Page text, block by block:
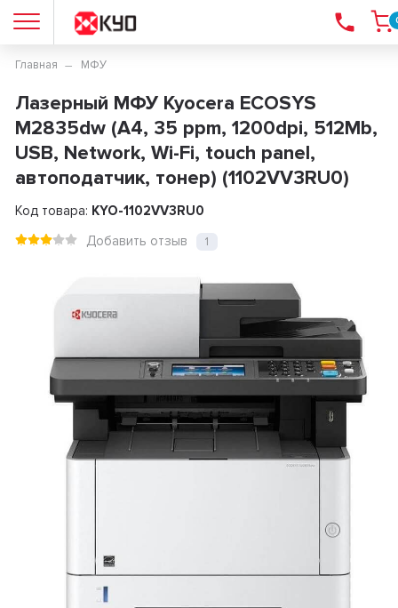
Главная МФУ
Лазерный МФУ Kyocera ECOSYS
M2835dw (А4, 35 ppm, 1200dpi, 512Mb,
USB, Network, Wi-Fi, touch panel,
автоподатчик, тонер) (1102VV3RU0)
Код товара: KYO-1102VV3RU0
Добавить отзыв
1